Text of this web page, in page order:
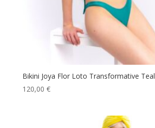
Bikini Joya Flor Loto Transformative Teal
120,00 €